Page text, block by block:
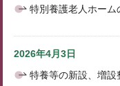
特別養護老人ホーム
2026年4月3日
特養等の新設、増設